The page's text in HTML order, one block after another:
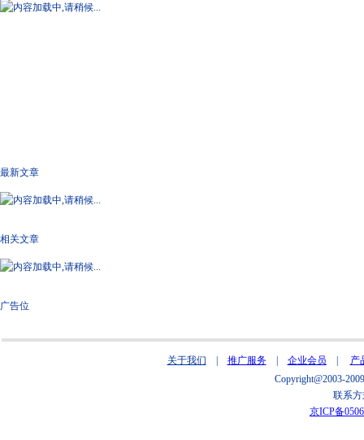
最新文章
相关文章
广告位
关于我们 推广服务| 企业会员
产
Copyright@2003-
联系方
京ICP备